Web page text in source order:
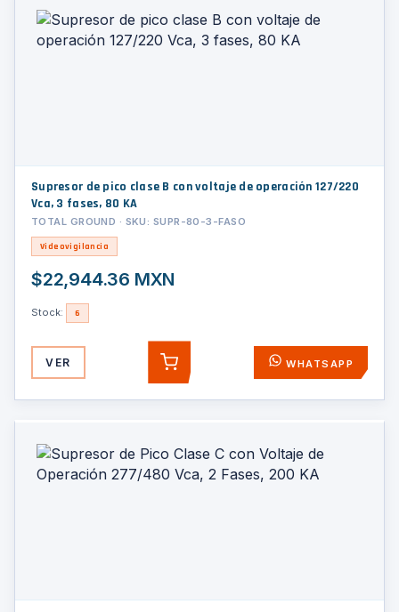
Supresor de pico clase B con voltaje de operación 127/220
Vca, 3 fases, 80 KA
TOTAL GROUND · SKU: SUPR-80-3-FASO
Videovigilancia
$22,944.36 MXN
Stock: 6
VER AGREGAR WHATSAPP